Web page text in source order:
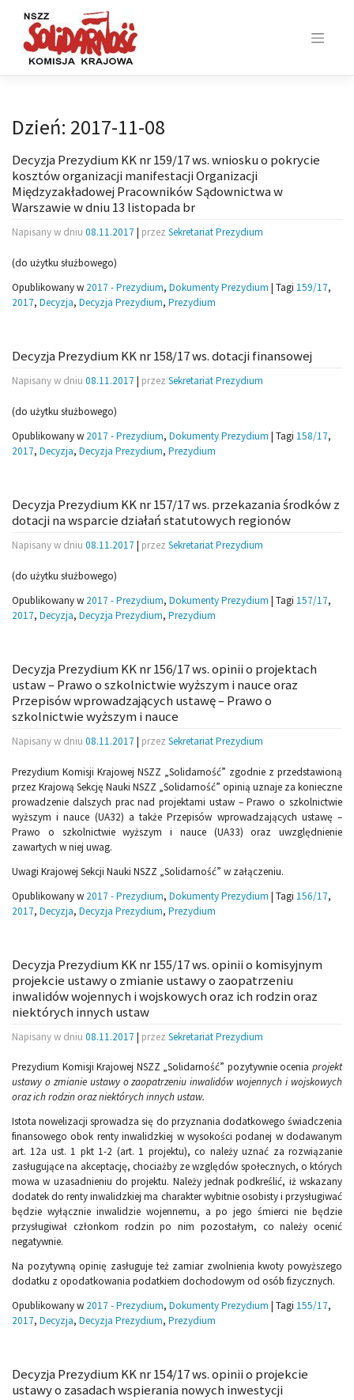
content
Dzień: 2017-11-08
Decyzja Prezydium KK nr 159/17 ws. wniosku o pokrycie
kosztów organizacji manifestacji Organizacji
Międzyzakładowej Pracowników Sądownictwa w
Warszawie w dniu 13 listopada br
Napisany w dniu 08.11.2017 | przez Sekretariat Prezydium
(do użytku służbowego)
Opublikowany w 2017 - Prezydium, Dokumenty Prezydium | Tagi 159/17,
2017, Decyzja, Decyzja Prezydium, Prezydium
Decyzja Prezydium KK nr 158/17 ws. dotacji finansowej
Napisany w dniu 08.11.2017 | przez Sekretariat Prezydium
(do użytku służbowego)
Opublikowany w 2017 - Prezydium, Dokumenty Prezydium | Tagi 158/17,
2017, Decyzja, Decyzja Prezydium, Prezydium
Decyzja Prezydium KK nr 157/17 ws. przekazania środków z
dotacji na wsparcie działań statutowych regionów
Napisany w dniu 08.11.2017 | przez Sekretariat Prezydium
(do użytku służbowego)
Opublikowany w 2017 - Prezydium, Dokumenty Prezydium | Tagi 157/17,
2017, Decyzja, Decyzja Prezydium, Prezydium
Decyzja Prezydium KK nr 156/17 ws. opinii o projektach
ustaw – Prawo o szkolnictwie wyższym i nauce oraz
Przepisów wprowadzających ustawę – Prawo o
szkolnictwie wyższym i nauce
Napisany w dniu 08.11.2017 | przez Sekretariat Prezydium
Prezydium Komisji Krajowej NSZZ „Solidarność” zgodnie z przedstawioną
przez Krajową Sekcję Nauki NSZZ „Solidarność” opinią uznaje za konieczne
prowadzenie dalszych prac nad projektami ustaw – Prawo o szkolnictwie
wyższym i nauce (UA32) a także Przepisów wprowadzających ustawę –
Prawo o szkolnictwie wyższym i nauce (UA33) oraz uwzględnienie
zawartych w niej uwag.
Uwagi Krajowej Sekcji Nauki NSZZ „Solidarność” w załączeniu.
Opublikowany w 2017 - Prezydium, Dokumenty Prezydium | Tagi 156/17,
2017, Decyzja, Decyzja Prezydium, Prezydium
Decyzja Prezydium KK nr 155/17 ws. opinii o komisyjnym
projekcie ustawy o zmianie ustawy o zaopatrzeniu
inwalidów wojennych i wojskowych oraz ich rodzin oraz
niektórych innych ustaw
Napisany w dniu 08.11.2017 | przez Sekretariat Prezydium
Prezydium Komisji Krajowej NSZZ „Solidarność” pozytywnie ocenia projekt
ustawy o zmianie ustawy o zaopatrzeniu inwalidów wojennych i wojskowych
oraz ich rodzin oraz niektórych innych ustaw.
Istota nowelizacji sprowadza się do przyznania dodatkowego świadczenia
finansowego obok renty inwalidzkiej w wysokości podanej w dodawanym
art. 12a ust. 1 pkt 1-2 (art. 1 projektu), co należy uznać za rozwiązanie
zasługujące na akceptację, chociażby ze względów społecznych, o których
mowa w uzasadnieniu do projektu. Należy jednak podkreślić, iż wskazany
dodatek do renty inwalidzkiej ma charakter wybitnie osobisty i przysługiwać
będzie wyłącznie inwalidzie wojennemu, a po jego śmierci nie będzie
przysługiwał członkom rodzin po nim pozostałym, co należy ocenić
negatywnie.
Na pozytywną opinię zasługuje też zamiar zwolnienia kwoty powyższego
dodatku z opodatkowania podatkiem dochodowym od osób fizycznych.
Opublikowany w 2017 - Prezydium, Dokumenty Prezydium Tagi 155/17,
2017, Decyzja, Decyzja Prezydium, Prezydium
Decyzja Prezydium KK nr 154/17 ws. opinii o projekcie
ustawy o zasadach wspierania nowych inwestycji